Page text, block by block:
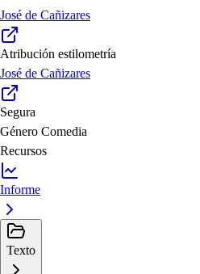
José de Cañizares
Atribución estilometría
José de Cañizares
Segura
Género Comedia
Recursos
Informe
Texto